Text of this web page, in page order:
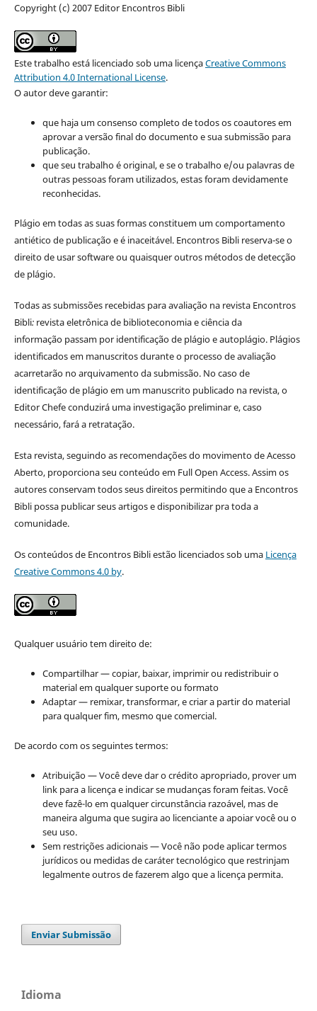
Copyright (c) 2007 Editor Encontros Bibli
Este trabalho está licenciado sob uma licençaCreative Commons
Attribution 4.0 International License.
O autor deve garantir:
que haja um consenso completo de todos os coautores em
aprovar a versão final do documento e sua submissão para
publicação.
que seu trabalho é original, e se o trabalho e/ou palavras de
outras pessoas foram utilizados, estas foram devidamente
reconhecidas.
Plágio em todas as suas formas constituem um comportamento
antiético de publicação e é inaceitável. Encontros Bibli reserva-se o
direito de usar software ou quaisquer outros métodos de detecção
de plágio.
Todas as submissões recebidas para avaliação na revista Encontros
Bibli: revista eletrônica de biblioteconomia e ciência da
informaçãopassam por identificação de plágio e autoplágio. Plágios
identificados em manuscritos durante o processo de avaliação
acarretarão no arquivamento da submissão. No caso de
identificação de plágio em um manuscrito publicado na revista, o
Editor Chefe conduzirá uma investigação preliminar e, caso
necessário, fará a retratação.
Esta revista, seguindo as recomendações do movimento de Acesso
Aberto, proporciona seu conteúdo em Full Open Access. Assim os
autores conservam todos seus direitos permitindo que a Encontros
Bibli possa publicar seus artigos e disponibilizar pra toda a
comunidade.
Os conteúdos de Encontros Bibli estão licenciados sob uma Licença
Creative Commons 4.0 by.
Qualquer usuário tem direito de:
Compartilhar — copiar, baixar, imprimir ou redistribuir o
material em qualquer suporte ou formato
Adaptar — remixar, transformar, e criar a partir do material
para qualquer fim, mesmo que comercial.
De acordo com os seguintes termos:
Atribuição — Você deve dar o crédito apropriado, prover um
link para a licença e indicar se mudanças foram feitas. Você
deve fazê-lo em qualquer circunstância razoável, mas de
maneira alguma que sugira ao licenciante a apoiar você ou o
seu uso.
Sem restrições adicionais — Você não pode aplicar termos
jurídicos ou medidas de caráter tecnológico que restrinjam
legalmente outros de fazerem algo que a licença permita.
Enviar Submissão
Idioma